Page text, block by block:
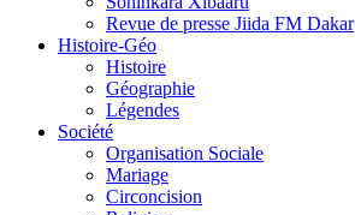
Revue de presse Jiida FM Dakar
Histoire-Géo
Histoire
Géographie
Légendes
Société
Organisation Sociale
Mariage
Circoncision